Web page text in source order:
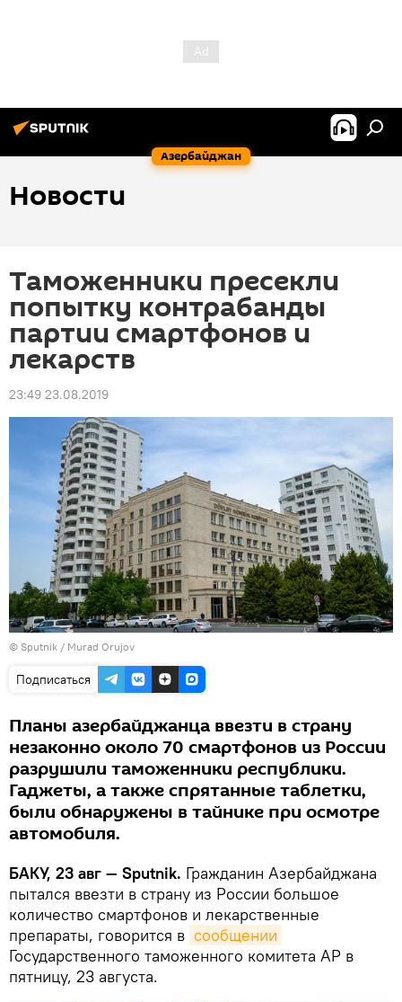
Азербайджан
Новости
Таможенники пресекли
попытку контрабанды
партии смартфонов и
лекарств
23:49 23.08.2019
© Sputnik / Murad Orujov
Подписаться
Планы азербайджанца ввезти в страну
незаконно около 70 смартфонов из России
разрушили таможенники республики.
Гаджеты, а также спрятанные таблетки,
были обнаружены в тайнике при осмотре
автомобиля.
БАКУ, 23 авг — Sputnik. Гражданин Азербайджана
пытался ввезти в страну из России большое
количество смартфонов и лекарственные
препараты, говорится в сообщении
Государственного таможенного комитета АР в
пятницу, 23 августа.